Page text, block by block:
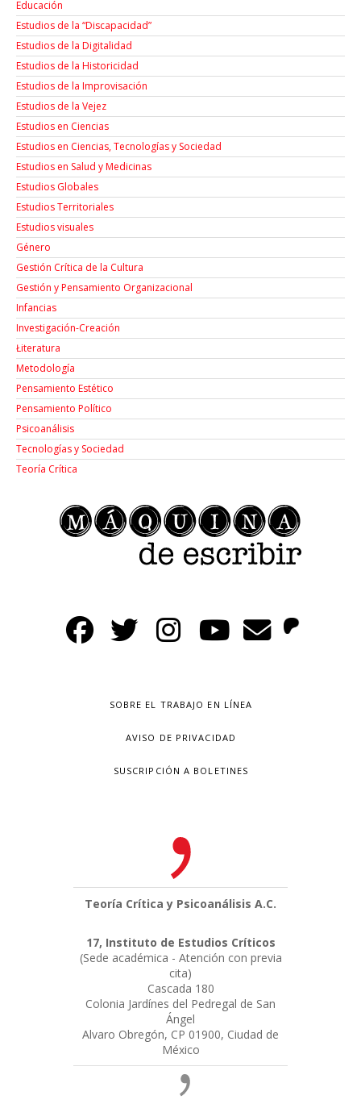
Educación
Estudios de la “Discapacidad”
Estudios de la Digitalidad
Estudios de la Historicidad
Estudios de la Improvisación
Estudios de la Vejez
Estudios en Ciencias
Estudios en Ciencias, Tecnologías y Sociedad
Estudios en Salud y Medicinas
Estudios Globales
Estudios Territoriales
Estudios visuales
Género
Gestión Crítica de la Cultura
Gestión y Pensamiento Organizacional
Infancias
Investigación-Creación
Łiteratura
Metodología
Pensamiento Estético
Pensamiento Político
Psicoanálisis
Tecnologías y Sociedad
Teoría Crítica
SOBRE EL TRABAJO EN LÍNEA
AVISO DE PRIVACIDAD
SUSCRIPCIÓN A BOLETINES
Teoría Crítica y Psicoanálisis A.C.
17, Instituto de Estudios Críticos
(Sede académica - Atención con previa
cita)
Cascada 180
Colonia Jardínes del Pedregal de San
Ángel
Alvaro Obregón, CP 01900, Ciudad de
México